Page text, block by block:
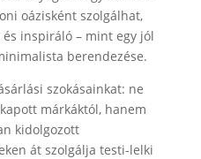
oázisként szolgálhat,
inspiráló – mint egy jól
berendezése.
szokásainkat: ne
márkáktól, hanem
kidolgozott
át szolgálja testi-lelki